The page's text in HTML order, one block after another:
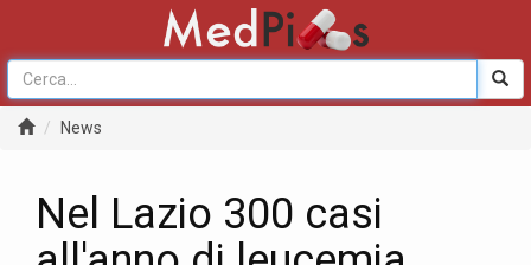
News
Nel Lazio 300 casi